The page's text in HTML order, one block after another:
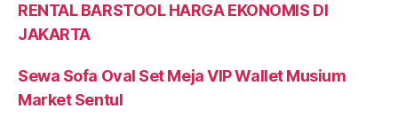
RENTAL BARSTOOL HARGA EKONOMIS DI
JAKARTA
Sewa Sofa Oval Set Meja VIP Wallet Musium
Market Sentul